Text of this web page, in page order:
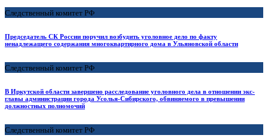
Следственный комитет РФ
Председатель СК России поручил возбудить уголовное дело по факту
ненадлежащего содержания многоквартирного дома в Ульяновской области
Следственный комитет РФ
В Иркутской области завершено расследование уголовного дела в отношении экс-
главы администрации города Усолья-Сибирского, обвиняемого в превышении
должностных полномочий
Следственный комитет РФ